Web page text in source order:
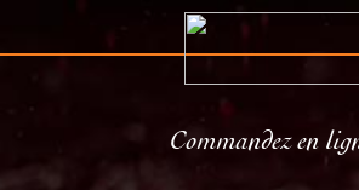
Commandez en